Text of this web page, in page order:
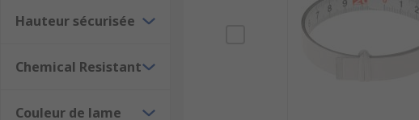
Hauteur sécurisée
Chemical Resistant
Couleur de lame